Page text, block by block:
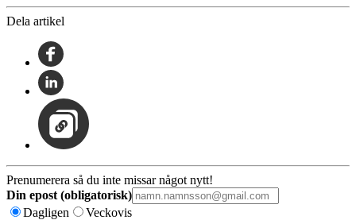
Dela artikel
Prenumerera så du inte missar något nytt!
Din epost (obligatorisk)
Dagligen
Veckovis